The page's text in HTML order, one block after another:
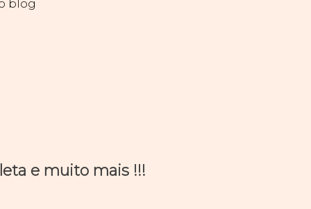
blog
e muito mais !!!